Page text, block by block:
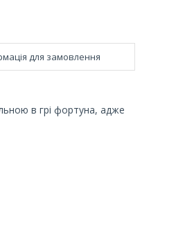
для замовлення
в грі фортуна, адже